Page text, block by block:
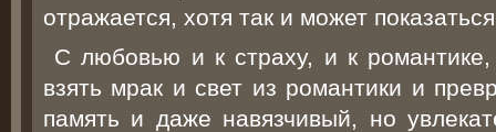
отражается, хотя так и может
С любовью и к страху, и к
взять мрак и свет из романтики и
память и даже навязчивый, но